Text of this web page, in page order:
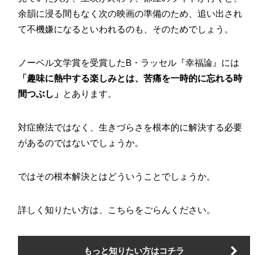
余韻に浸る間もなく次の映画の準備のため、追い出され
て不機嫌になるといわれるのも、そのためでしょう。
ノーベル文学賞を受賞したB・ラッセル『幸福論』には
「趣味に熱中する楽しみとは、苦痛を一時的に忘れる時
間つぶし」 とあります。
対症療法ではなく、生きづらさを根本的に解決する必要
があるのではないでしょうか。
ではその根本解決とはどういうことでしょうか。
詳しく知りたい方は、こちらをごらんください。
もっと知りたい方はコチラ